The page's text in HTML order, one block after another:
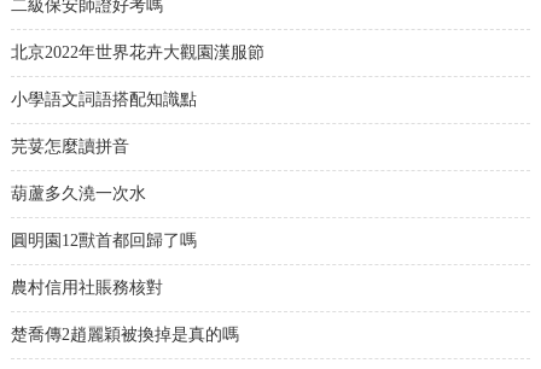
二級保安師證好考嗎
北京2022年世界花卉大觀園漢服節
小學語文詞語搭配知識點
芫荽怎麼讀拼音
葫蘆多久澆一次水
圓明園12獸首都回歸了嗎
農村信用社賬務核對
楚喬傳2趙麗穎被換掉是真的嗎